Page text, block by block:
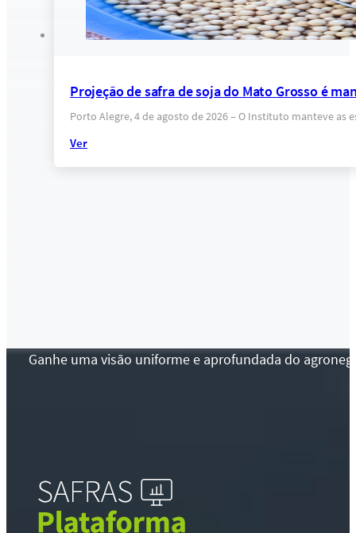
Projeção de safra de soja do Mato Grosso é
Porto Alegre, 4 de agosto de 2026 – O Instituto manteve as
Ver
Ganhe uma visão uniforme e aprofundada do